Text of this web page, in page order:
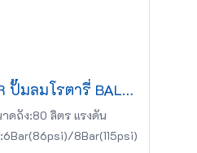
BIGAIR ปั๊มลมโรตารี่ BAL-25080 2.5HP 220v 80L สีขาว
ดถัง:80 ลิตร แรงดัน
8Bar(115psi)